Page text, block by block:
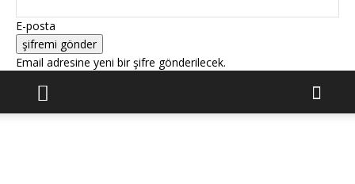
E-posta
Email adresine yeni bir şifre gönderilecek.